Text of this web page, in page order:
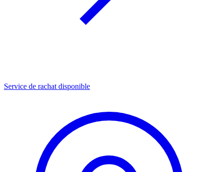
Service de rachat disponible